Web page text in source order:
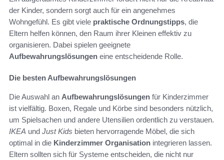
der Kinder, sondern sorgt auch für ein angenehmes
Wohngefühl. Es gibt viele praktische Ordnungstipps, die
Eltern helfen können, den Raum ihrer Kleinen effektiv zu
organisieren. Dabei spielen geeignete
Aufbewahrungslösungen eine entscheidende Rolle.
Die besten Aufbewahrungslösungen
Die Auswahl an Aufbewahrungslösungen für Kinderzimmer
ist vielfältig. Boxen, Regale und Körbe sind besonders nützlich,
um Spielsachen und andere Utensilien ordentlich zu verstauen.
IKEA und Just Kids bieten hervorragende Möbel, die sich
optimal in die Kinderzimmer Organisation integrieren lassen.
Eltern sollten sich für Systeme entscheiden, die nicht nur